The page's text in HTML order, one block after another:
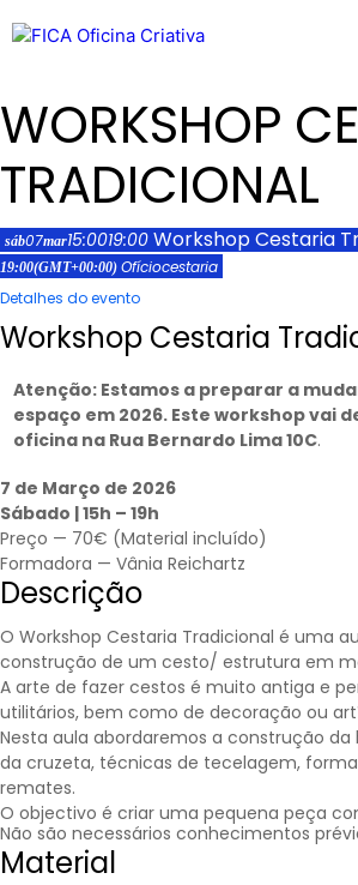
para
conteúdo
WORKSHOP
TRADICIONAL
sáb07mar15:0019:00 Workshop Cestaria
19:00(GMT+00:00) Ofíciocestaria
Detalhes do evento
Workshop Cestaria
Atenção: Estamos a preparar a
espaço em 2026. Este workshop vai
oficina na Rua Bernardo Lima 10C.
7 de Março de 2026
Sábado | 15h – 19h
Preço — 70€ (Material incluído)
Formadora — Vânia Reichartz
Descrição
O Workshop Cestaria Tradicional é uma
construção de um cesto/ estrutura em
A arte de fazer cestos é muito antiga e
utilitários, bem como de decoração ou
Nesta aula abordaremos a construção
da cruzeta, técnicas de tecelagem,
remates.
O objectivo é criar uma pequena peça
Não são necessários conhecimentos
Material